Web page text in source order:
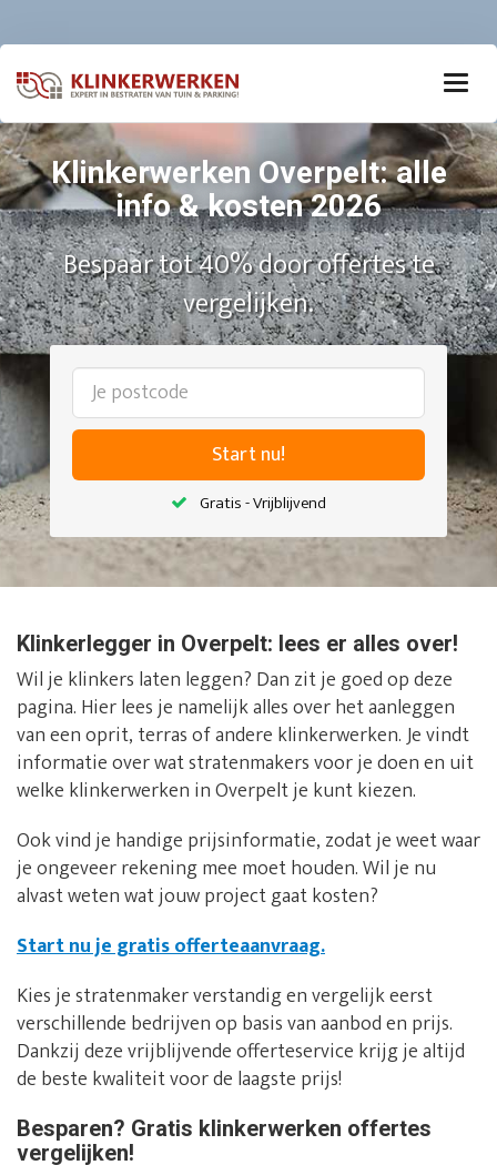
Klinkerwerken Overpelt: alle
info & kosten 2026
Bespaar tot 40% door offertes te
vergelijken.
Start nu!
Gratis - Vrijblijvend
Klinkerlegger in Overpelt: lees er alles over!
Wil je klinkers laten leggen? Dan zit je goed op deze
pagina. Hier lees je namelijk alles over het aanleggen
van een oprit, terras of andere klinkerwerken. Je vindt
informatie over wat stratenmakers voor je doen en uit
welke klinkerwerken in Overpelt je kunt kiezen.
Ook vind je handige prijsinformatie, zodat je weet waar
je ongeveer rekening mee moet houden. Wil je nu
alvast weten wat jouw project gaat kosten?
Start nu je gratis offerteaanvraag.
Kies je stratenmaker verstandig en vergelijk eerst
verschillende bedrijven op basis van aanbod en prijs.
Dankzij deze vrijblijvende offerteservice krijg je altijd
de beste kwaliteit voor de laagste prijs!
Besparen? Gratis klinkerwerken offertes
vergelijken!